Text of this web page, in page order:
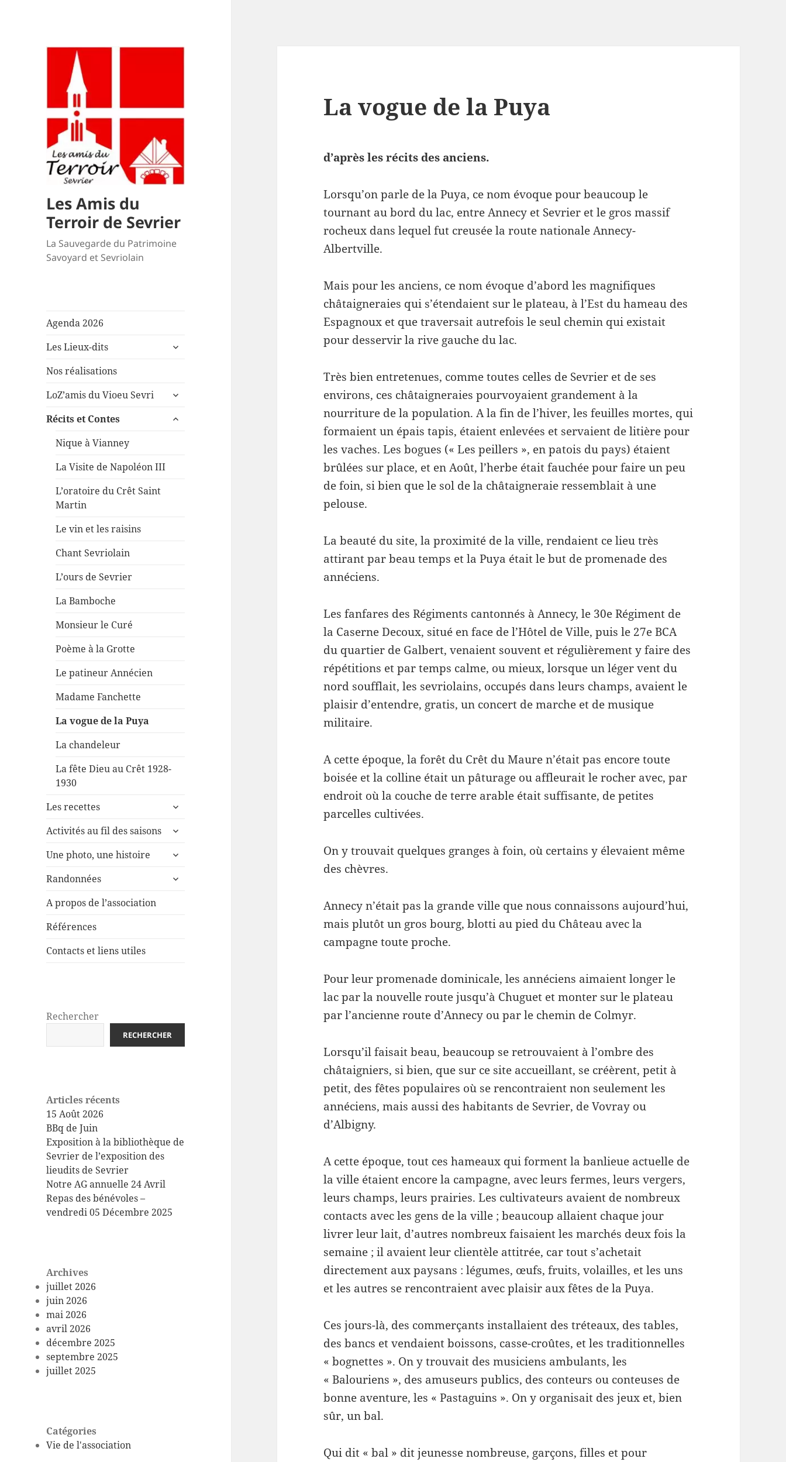
Les Amis du
Terroir de Sevrier
La Sauvegarde du Patrimoine
Savoyard et Sevriolain
Agenda 2026
Les Lieux-dits
ouvrir
Nos réalisations
LoZ’amis du Vioeu Sevri
ouvrir
sous-
Récits et Contes
ouvrir
Nique à Vianney
La Visite de Napoléon III
L’oratoire du Crêt Saint
Martin
Le vin et les raisins
Chant Sevriolain
L’ours de Sevrier
La Bamboche
Monsieur le Curé
Poème à la Grotte
Le patineur Annécien
Madame Fanchette
La vogue de la Puya
La chandeleur
La fête Dieu au Crêt 1928-
1930
Les recettes
ouvrir
sous-
Activités au fil des saisons
ouvrir
sous-
Une photo, une histoire
ouvrir
sous-
Randonnées
ouvrir
A propos de l’association
Références
Contacts et liens utiles
Rechercher
RECHERCHER
Articles récents
15 Août 2026
BBq de Juin
Exposition à la bibliothèque de
Sevrier de l’exposition des
lieudits de Sevrier
Notre AG annuelle 24 Avril
Repas des bénévoles –
vendredi 05 Décembre 2025
Archives
juillet 2026
juin 2026
mai 2026
avril 2026
décembre 2025
septembre 2025
juillet 2025
Catégories
Vie de l'association
La vogue de la Puya
d’après les récits des anciens.
Lorsqu’on parle de la Puya, ce nom évoque pour beaucoup le
tournant au bord du lac, entre Annecy et Sevrier et le gros massif
rocheux dans lequel fut creusée la route nationale Annecy-
Albertville.
Mais pour les anciens, ce nom évoque d’abord les magnifiques
châtaigneraies qui s’étendaient sur le plateau, à l’Est du hameau des
Espagnoux et que traversait autrefois le seul chemin qui existait
pour desservir la rive gauche du lac.
Très bien entretenues, comme toutes celles de Sevrier et de ses
environs, ces châtaigneraies pourvoyaient grandement à la
nourriture de la population. A la fin de l’hiver, les feuilles mortes, qui
formaient un épais tapis, étaient enlevées et servaient de litière pour
les vaches. Les bogues (« Les peillers », en patois du pays) étaient
brûlées sur place, et en Août, l’herbe était fauchée pour faire un peu
de foin, si bien que le sol de la châtaigneraie ressemblait à une
pelouse.
La beauté du site, la proximité de la ville, rendaient ce lieu très
attirant par beau temps et la Puya était le but de promenade des
annéciens.
Les fanfares des Régiments cantonnés à Annecy, le 30e Régiment de
la Caserne Decoux, situé en face de l’Hôtel de Ville, puis le 27e BCA
du quartier de Galbert, venaient souvent et régulièrement y faire des
répétitions et par temps calme, ou mieux, lorsque un léger vent du
nord soufflait, les sevriolains, occupés dans leurs champs, avaient le
plaisir d’entendre, gratis, un concert de marche et de musique
militaire.
A cette époque, la forêt du Crêt du Maure n’était pas encore toute
boisée et la colline était un pâturage ou affleurait le rocher avec, par
endroit où la couche de terre arable était suffisante, de petites
parcelles cultivées.
On y trouvait quelques granges à foin, où certains y élevaient même
des chèvres.
Annecy n’était pas la grande ville que nous connaissons aujourd’hui,
mais plutôt un gros bourg, blotti au pied du Château avec la
campagne toute proche.
Pour leur promenade dominicale, les annéciens aimaient longer le
lac par la nouvelle route jusqu’à Chuguet et monter sur le plateau
par l’ancienne route d’Annecy ou par le chemin de Colmyr.
Lorsqu’il faisait beau, beaucoup se retrouvaient à l’ombre des
châtaigniers, si bien, que sur ce site accueillant, se créèrent, petit à
petit, des fêtes populaires où se rencontraient non seulement les
annéciens, mais aussi des habitants de Sevrier, de Vovray ou
d’Albigny.
A cette époque, tout ces hameaux qui forment la banlieue actuelle de
la ville étaient encore la campagne, avec leurs fermes, leurs vergers,
leurs champs, leurs prairies. Les cultivateurs avaient de nombreux
contacts avec les gens de la ville ; beaucoup allaient chaque jour
livrer leur lait, d’autres nombreux faisaient les marchés deux fois la
semaine ; il avaient leur clientèle attitrée, car tout s’achetait
directement aux paysans : légumes, œufs, fruits, volailles, et les uns
et les autres se rencontraient avec plaisir aux fêtes de la Puya.
Ces jours-là, des commerçants installaient des tréteaux, des tables,
des bancs et vendaient boissons, casse-croûtes, et les traditionnelles
« bognettes ». On y trouvait des musiciens ambulants, les
« Balouriens », des amuseurs publics, des conteurs ou conteuses de
bonne aventure, les « Pastaguins ». On y organisait des jeux et, bien
sûr, un bal.
Qui dit « bal » dit jeunesse nombreuse, garçons, filles et pour